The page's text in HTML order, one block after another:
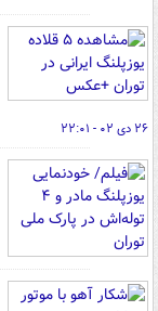
۲۶ دی ۰۲ - ۲۲:۰۱